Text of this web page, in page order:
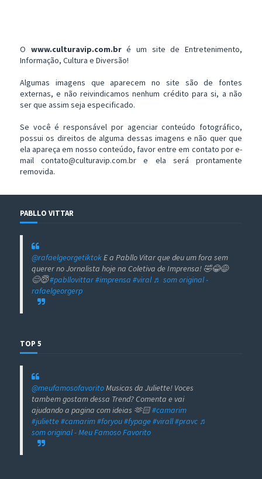
O www.culturavip.com.bré um site de Entretenimento,
Informação, Cultura e Diversão!
Algumas imagens que aparecem no site são de fontes
externas, e não reivindicamos nenhum crédito para si, a não
ser que assim seja especificado.
Se você é responsável por agenciar conteúdo fotográfico,
possui os direitos de alguma dessas imagens e não quer que
ela apareça em nosso conteúdo, favor entre em contato por e-
mail contato@culturavip.com.br e ela será prontamente
removida.
PABLLO VITTAR
@rafaelgeorgetiktokE a Pabllo Vitar que deu um fora sem
querer no Jornalista hoje na Coletiva de Imprensa! 🤣😂😅
😊😇#pabllovittar#imprensa #viral ♬ som original -
rafaelgeorgerp
TOP 5
@meufamosofavoritoMusicas da Juliette! Voces
tambem gostam dessa Trend? Comenta e vai
ajudando a pagina com ideias 🫶🏻#camarim
#juliette#camarim#foryou#fypage#virall#pravc ♬
som original - Meu Famoso Favorito